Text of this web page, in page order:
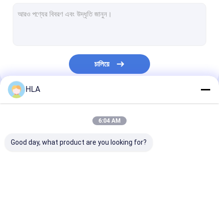
কেন্দ্রীয় তেল পরিশোধক
ভ্যাকুয়াম তেল পরিশোধক
চালিয়ে
আমাদের বিভাগসমূহ
HLA
6:04 AM
Good day, what product are you looking for?